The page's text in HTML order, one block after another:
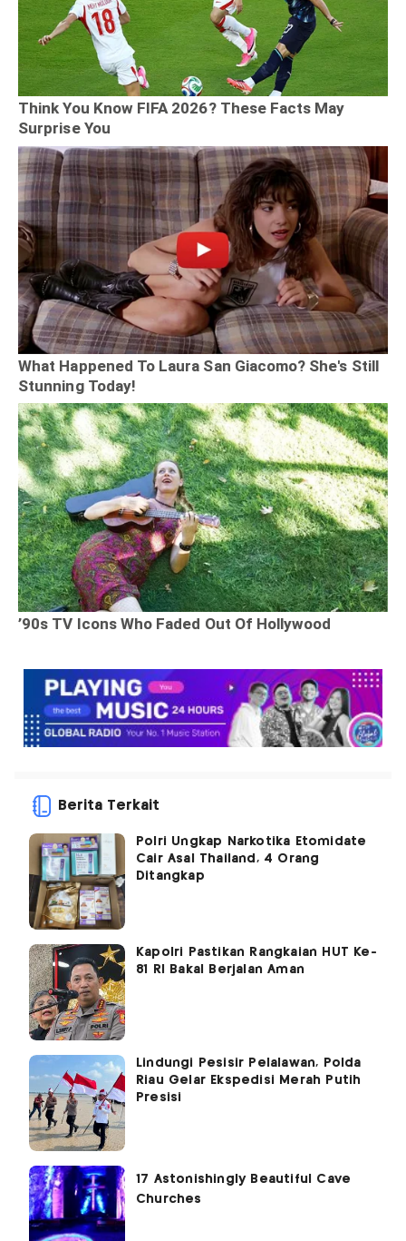
Berita Terkait
Polri Ungkap Narkotika Etomidate
Cair Asal Thailand, 4 Orang
Ditangkap
Kapolri Pastikan Rangkaian HUT Ke-
81 RI Bakal Berjalan Aman
Lindungi Pesisir Pelalawan, Polda
Riau Gelar Ekspedisi Merah Putih
Presisi